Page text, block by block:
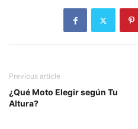
Previous article
¿Qué Moto Elegir según Tu
Altura?